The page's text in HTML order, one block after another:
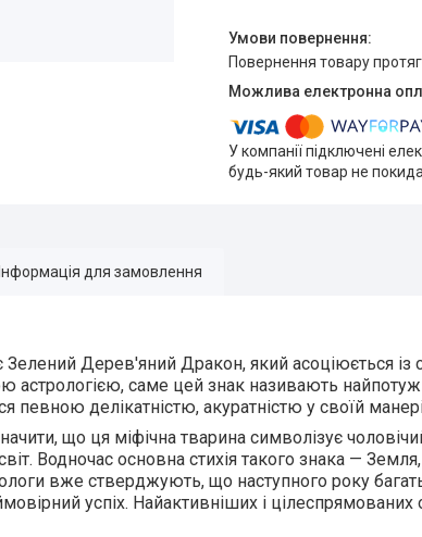
повернення товару
У компанії підключені
будь-який товар не
Інформація для замовлення
Дерев'яний Дракон, який асоціюється із
астрологією, саме цей знак називають
певною делікатністю, акуратністю у своїй
що ця міфічна тварина символізує
Водночас основна стихія такого знака —
вже стверджують, що наступного року
успіх. Найактивніших і цілеспрямованих